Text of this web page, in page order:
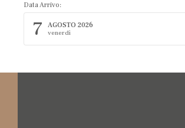
Data Arrivo:
7
AGOSTO 2026
venerdì